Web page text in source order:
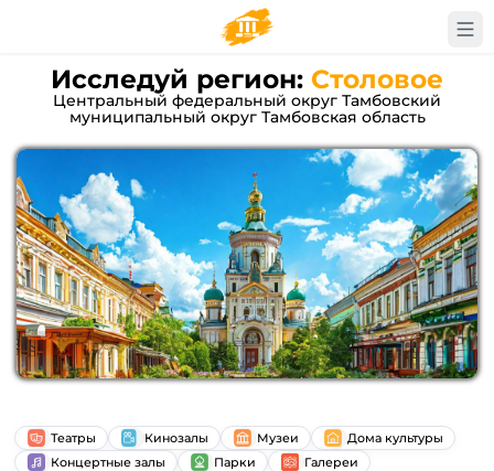
Исследуй регион: Столовое
Центральный федеральный округ Тамбовский
муниципальный округ Тамбовская область
Театры Кинозалы Музеи
Дома культуры
Концертные залы
Парки Галереи